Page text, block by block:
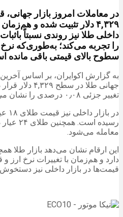
در معاملات امروز بازار
۴,۳۲۹ دلار تثبیت شده و
داخلی طلا نیز روندی نسبتاً
سطوح بالای قیمتی باقی مانده
به گزارش اکوایران، بر اساس
جهانی طلا در
تغییر جزئی ۰٫۰۸ درصدی را نشان می‌دهد.
معامله می‌شود.
این ارقام نشان می‌دهد بازار طلا
دارد و هم‌زمان با تغییرات نرخ ارز
قیمت‌ها در بازار داخلی نیز